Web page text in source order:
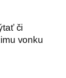
či
vonku